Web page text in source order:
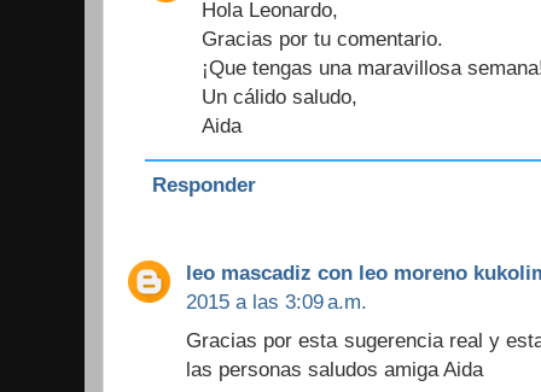
Hola Leonardo,
Gracias por tu comentario.
¡Que tengas una maravillosa
Un cálido saludo,
Aida
Responder
leo mascadiz con leo moreno
2015 a las 3:09 a.m.
Gracias por esta sugerencia real y
las personas saludos amiga Aida